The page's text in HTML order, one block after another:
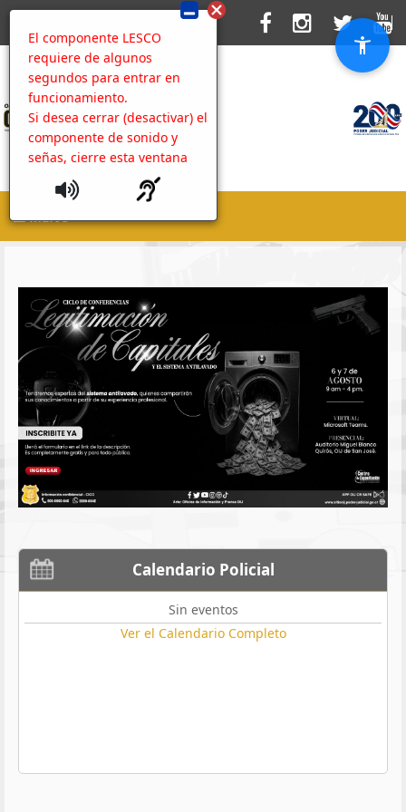
El componente LESCO
requiere de algunos
segundos para entrar en
funcionamiento.
Si desea cerrar (desactivar) el
componente de sonido y
señas, cierre esta ventana
MENU
Calendario Policial
Sin eventos
Ver el Calendario Completo